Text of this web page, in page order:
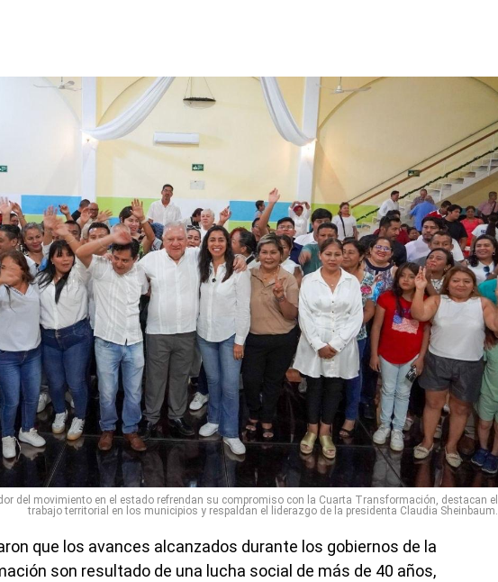
del movimiento en el estado refrendan su compromiso con la Cuarta Transformación, destacan el
trabajo territorial en los municipios y respaldan el liderazgo de la presidenta Claudia Sheinbaum.
que los avances alcanzados durante los gobiernos de la
son resultado de una lucha social de más de 40 años,